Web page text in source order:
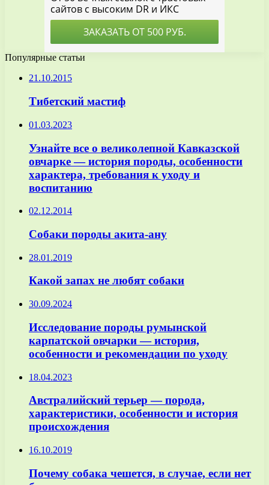
Популярные статьи
21.10.2015
Тибетский мастиф
01.03.2023
Узнайте все о великолепной Кавказской
овчарке — история породы, особенности
характера, требования к уходу и
воспитанию
02.12.2014
Собаки породы акита-ану
28.01.2019
Какой запах не любят собаки
30.09.2024
Исследование породы румынской
карпатской овчарки — история,
особенности и рекомендации по уходу
18.04.2023
Австралийский терьер — порода,
характеристики, особенности и история
происхождения
16.10.2019
Почему собака чешется, в случае, если нет